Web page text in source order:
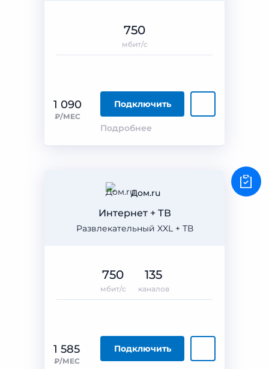
1 090
₽/МЕС
Подключить
Подробнее
750
мбит/с
Дом.ru
Развлекательный XXL + ТВ
Интернет + ТВ
1 585
₽/МЕС
Подключить
750
мбит/с
135
каналов